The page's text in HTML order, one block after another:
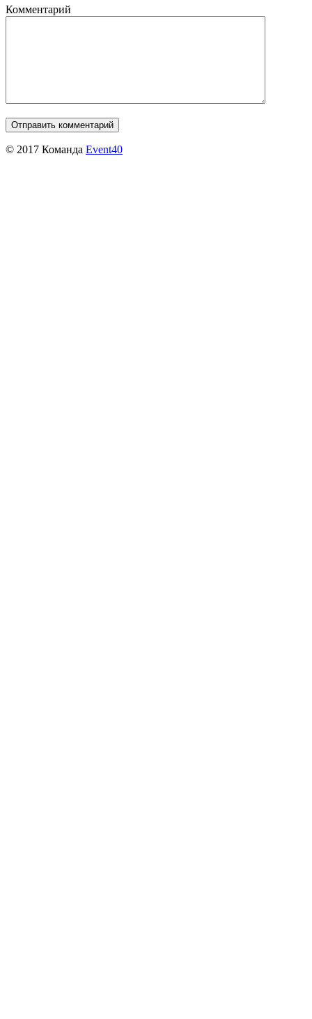
Комментарий
© 2017 Команда Event40